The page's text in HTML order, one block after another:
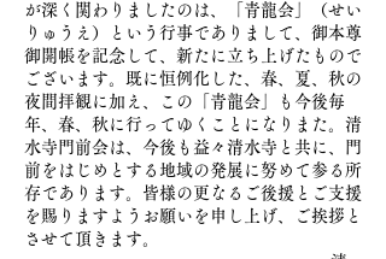
が深く関わりましたのは、「青龍会」（せい
りゅうえ）という行事でありまして、御本尊
御開帳を記念して、新たに立ち上げたもので
ございます。既に恒例化した、春、夏、秋の
夜間拝観に加え、この「青龍会」も今後毎
年、春、秋に行ってゆくことになりまた。清
水寺門前会は、今後も益々清水寺と共に、門
前をはじめとする地域の発展に努めて参る所
存であります。皆様の更なるご後援とご支援
を賜りますようお願いを申し上げ、ご挨拶と
させて頂きます。